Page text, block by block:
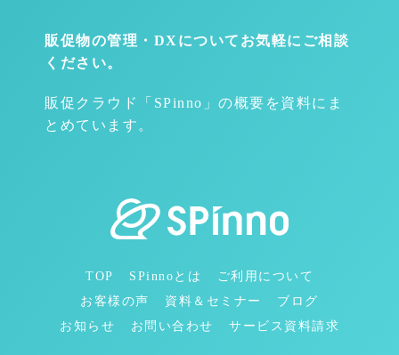
販促物の管理・DXについて お気軽にご相談
ください。
販促クラウド「SPinno」の概要を資料にま
とめています。
TOP SPinnoとは
ご利用について
お客様の声
資料＆セミナー
ブログ
お知らせ
お問い合わせ サービス資料請求